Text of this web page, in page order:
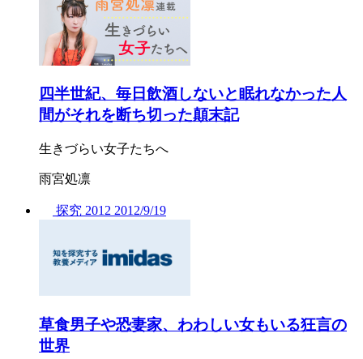
四半世紀、毎日飲酒しないと眠れなかった人
間がそれを断ち切った顛末記
生きづらい女子たちへ
雨宮処凛
探究 2012 2012/9/19
草食男子や恐妻家、わわしい女もいる狂言の
世界